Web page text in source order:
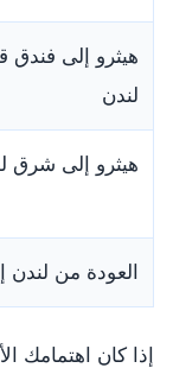
هيثرو إلى
لندن
هيثرو إلى شرق
العودة من لندن
إذا كان اهتمامك